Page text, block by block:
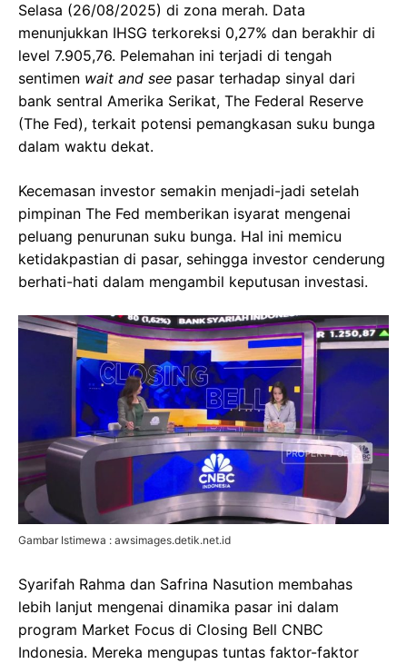
Selasa (26/08/2025) di zona merah. Data
menunjukkan IHSG terkoreksi 0,27% dan berakhir di
level 7.905,76. Pelemahan ini terjadi di tengah
sentimen wait and see pasar terhadap sinyal dari
bank sentral Amerika Serikat, The Federal Reserve
(The Fed), terkait potensi pemangkasan suku bunga
dalam waktu dekat.
Kecemasan investor semakin menjadi-jadi setelah
pimpinan The Fed memberikan isyarat mengenai
peluang penurunan suku bunga. Hal ini memicu
ketidakpastian di pasar, sehingga investor cenderung
berhati-hati dalam mengambil keputusan investasi.
Gambar Istimewa : awsimages.detik.net.id
Syarifah Rahma dan Safrina Nasution membahas
lebih lanjut mengenai dinamika pasar ini dalam
program Market Focus di Closing Bell CNBC
Indonesia. Mereka mengupas tuntas faktor-faktor